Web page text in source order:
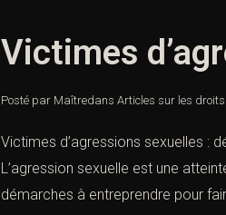
Victimes
Posté par Maîtredans Articles sur les
Victimes d’agressions sexuelles :
L’agression sexuelle est une
démarches à entreprendre pour